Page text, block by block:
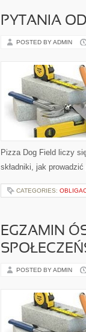
PYTANIA
POSTED BY ADMIN
Pizza Dog Field liczy
składniki, jak
CATEGORIES:
EGZAMIN
POSTED BY ADMIN